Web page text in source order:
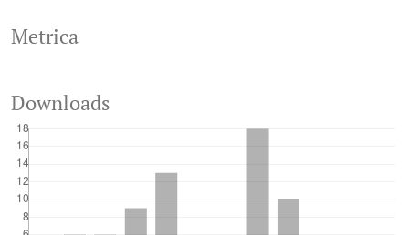
Metrica
Downloads